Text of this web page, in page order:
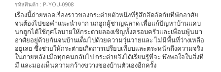
รหัสสินค้า : P-YOU-0908
เรื่องนี้ถ่ายทอดเรื่องราวของกระต่ายตัวหนึ่งที่รู้สึกอึดอัดกับที่พักอาศัย
จนต้องไปขอคำแนะนำจาก นกฮูกผู้ชาญฉลาด เพื่อแก้ปัญหาบ้านแคบ
นกฮูกได้ใช้กุศโลบายให้กระต่ายลองเชิญทั้งครอบครัวและเพื่อนพู้นมา
อาศัยอยู่ด้วยกันจนบ้านเต็มไปด้วยความวุ่นวายและ ไม่มีพื้นที่ว่างเหลือ
อยู่เลย ซึ่งช่วยให้กระต่ายเกิดการเปรียบเทียบและตระหนักถึงความจริง
ในภายหลัง เมื่อทุกคนกลับไป กระต่ายจึงได้เรียนรู้ที่จะ พึงพอใจในสิ่งที่
มี และมองเห็นความกว้างขวางของบ้านตัวเองอีกครั้ง